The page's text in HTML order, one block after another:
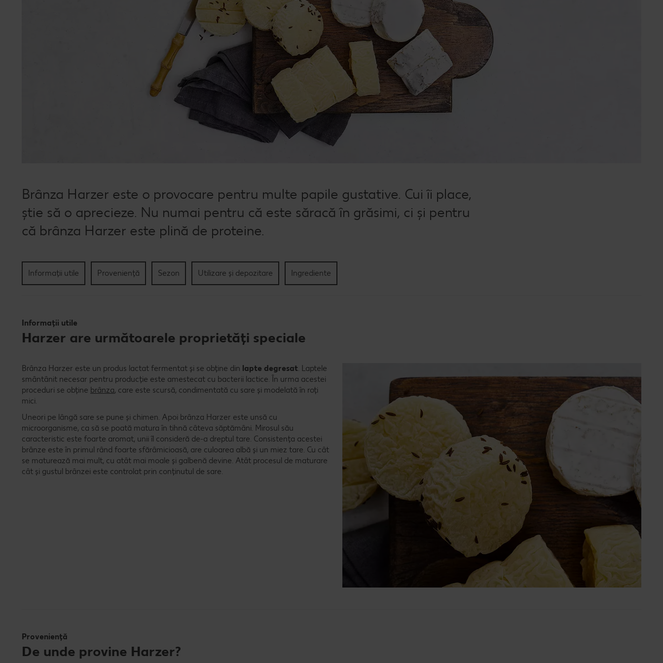
Brânza Harzer este o provocare pentru multe papile gustative. Cui îi place,
știe să o aprecieze. Nu numai pentru că este săracă în grăsimi, ci și pentru
că brânza Harzer este plină de proteine.
Informații utile Proveniență Sezon Utilizare și depozitare Ingrediente
Informații utile
Harzer are următoarele proprietăți speciale
Brânza Harzer este un produs lactat fermentat și se obține din lapte degresat. Laptele
smântânit necesar pentru producție este amestecat cu bacterii lactice. În urma acestei
proceduri se obține brânza, care este scursă, condimentată cu sare și modelată în roți
mici.
Uneori pe lângă sare se pune și chimen. Apoi brânza Harzer este unsă cu
microorganisme, ca să se poată matura în tihnă câteva săptămâni. Mirosul său
caracteristic este foarte aromat, unii îl consideră de-a dreptul tare. Consistența acestei
brânze este în primul rând foarte sfărâmicioasă, are culoarea albă și un miez tare. Cu cât
se maturează mai mult, cu atât mai moale și galbenă devine. Atât procesul de maturare
cât și gustul brânzei este controlat prin conținutul de sare.
Proveniență
De unde provine Harzer?